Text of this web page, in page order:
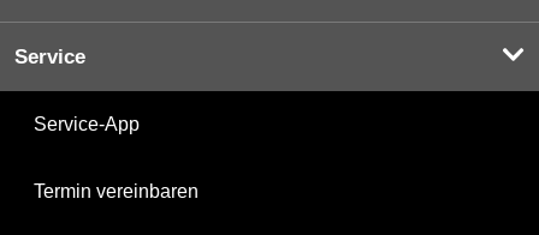
Service
Service-App
Termin vereinbaren